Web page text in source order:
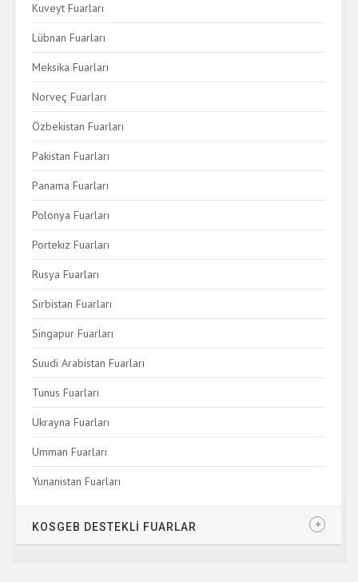
Kuveyt Fuarları
Lübnan Fuarları
Meksika Fuarları
Norveç Fuarları
Özbekistan Fuarları
Pakistan Fuarları
Panama Fuarları
Polonya Fuarları
Portekiz Fuarları
Rusya Fuarları
Sırbistan Fuarları
Singapur Fuarları
Suudi Arabistan Fuarları
Tunus Fuarları
Ukrayna Fuarları
Umman Fuarları
Yunanistan Fuarları
KOSGEB DESTEKLİ FUARLAR